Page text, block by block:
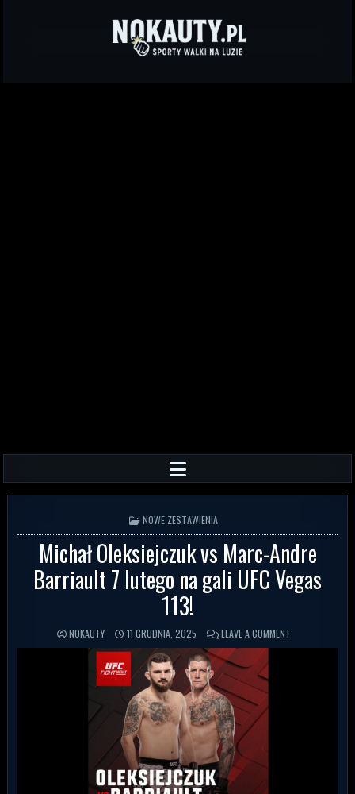
POSTED IN
NOWE ZESTAWIENIA
Michał Oleksiejczuk vs Marc-Andre
Barriault 7 lutego na gali UFC Vegas
113!
NOKAUTY 11 GRUDNIA, 2025 LEAVE A COMMENT